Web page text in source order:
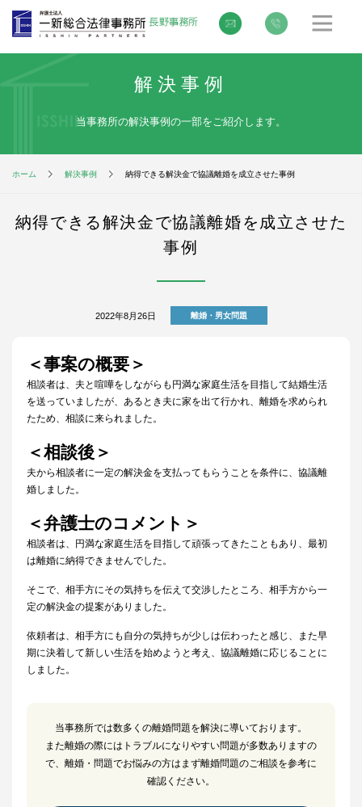
解決事例
当事務所の解決事例の一部をご紹介します。
ホーム 解決事例 納得できる解決金で協議離婚を成立させた事例
納得できる解決金で協議離婚を成立させた
事例
2022年8月26日 離婚・男女問題
＜事案の概要＞
相談者は、夫と喧嘩をしながらも円満な家庭生活を目指して結婚生活
を送っていましたが、あるとき夫に家を出て行かれ、離婚を求められ
たため、相談に来られました。
＜相談後＞
夫から相談者に一定の解決金を支払ってもらうことを条件に、協議離
婚しました。
＜弁護士のコメント＞
相談者は、円満な家庭生活を目指して頑張ってきたこともあり、最初
は離婚に納得できませんでした。
そこで、相手方にその気持ちを伝えて交渉したところ、相手方から一
定の解決金の提案がありました。
依頼者は、相手方にも自分の気持ちが少しは伝わったと感じ、また早
期に決着して新しい生活を始めようと考え、協議離婚に応じることに
しました。
当事務所では数多くの離婚問題を解決に導いております。
また離婚の際にはトラブルになりやすい問題が多数ありますの
で、離婚・問題でお悩みの方はまず離婚問題のご相談を参考に
確認ください。